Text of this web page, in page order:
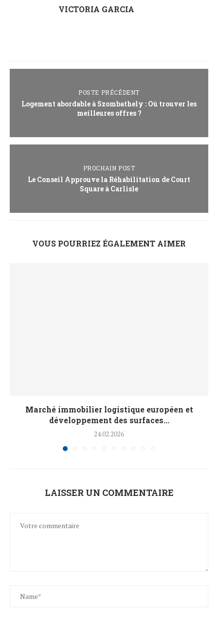
VICTORIA GARCIA
POSTE PRÉCÉDENT
Logement abordable à Szombathely : Où trouver les
meilleures offres ?
PROCHAIN POST
Le Conseil Approuve la Réhabilitation de Court
Square à Carlisle
VOUS POURRIEZ ÉGALEMENT AIMER
Marché immobilier logistique européen et
développement des surfaces...
24.02.2026
LAISSER UN COMMENTAIRE